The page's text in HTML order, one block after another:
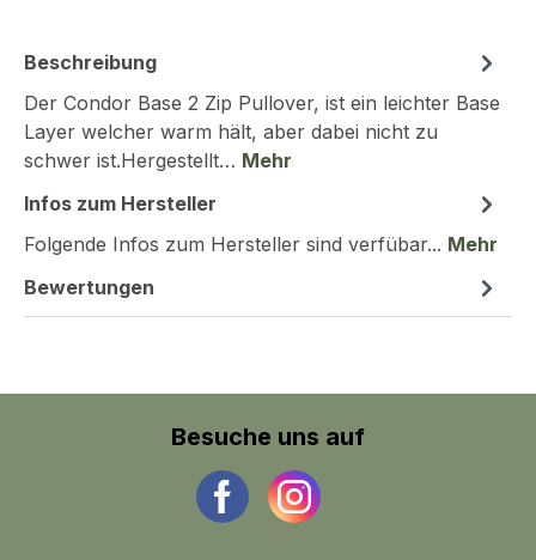
Beschreibung
Der Condor Base 2 Zip Pullover, ist ein leichter Base
Layer welcher warm hält, aber dabei nicht zu
schwer ist.Hergestellt… Mehr
Infos zum Hersteller
Folgende Infos zum Hersteller sind verfübar... Mehr
Bewertungen
Besuche uns auf